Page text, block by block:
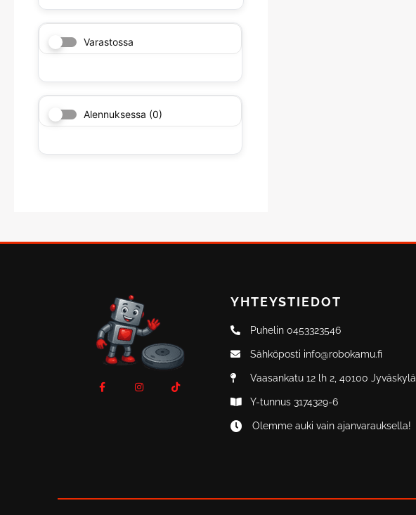
Varastossa
Alennuksessa (0)
a
n
i
YHTEYSTIEDOT
Puhelin 0453323546
Sähköposti info@robokamu.fi
Vaasankatu 12 lh 2, 40100 Jyväskylä
Y-tunnus 3174329-6
Olemme auki vain ajanvarauksella!